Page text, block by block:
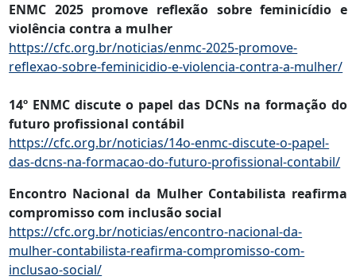
ENMC 2025 promove reflexão sobre feminicídio e
violência contra a mulher
https://cfc.org.br/noticias/enmc-2025-promove-
reflexao-sobre-feminicidio-e-violencia-contra-a-mulher/
14º ENMC discute o papel das DCNs na formação do
futuro profissional contábil
https://cfc.org.br/noticias/14o-enmc-discute-o-papel-
das-dcns-na-formacao-do-futuro-profissional-contabil/
Encontro Nacional da Mulher Contabilista reafirma
compromisso com inclusão social
https://cfc.org.br/noticias/encontro-nacional-da-
mulher-contabilista-reafirma-compromisso-com-
inclusao-social/